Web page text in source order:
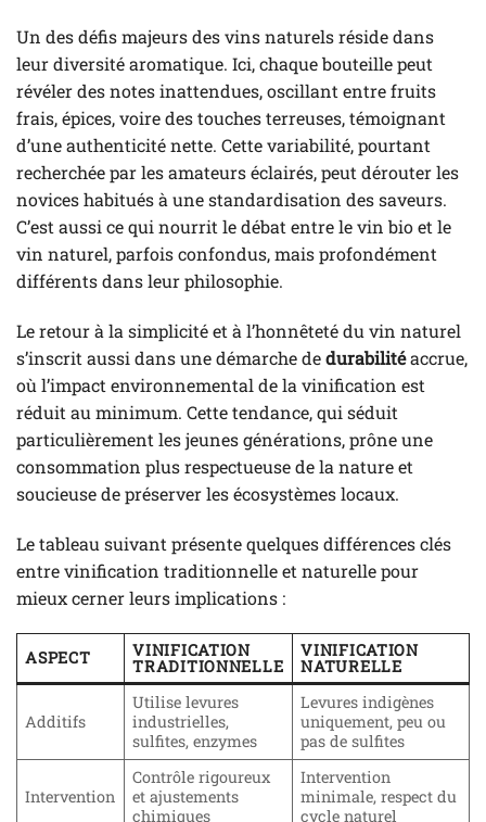
Un des défis majeurs des vins naturels réside dans
leur diversité aromatique. Ici, chaque bouteille peut
révéler des notes inattendues, oscillant entre fruits
frais, épices, voire des touches terreuses, témoignant
d’une authenticité nette. Cette variabilité, pourtant
recherchée par les amateurs éclairés, peut dérouter les
novices habitués à une standardisation des saveurs.
C’est aussi ce qui nourrit le débat entre le vin bio et le
vin naturel, parfois confondus, mais profondément
différents dans leur philosophie.
Le retour à la simplicité et à l’honnêteté du vin naturel
s’inscrit aussi dans une démarche dedurabilitéaccrue,
où l’impact environnemental de la vinification est
réduit au minimum. Cette tendance, qui séduit
particulièrement les jeunes générations, prône une
consommation plus respectueuse de la nature et
soucieuse de préserver les écosystèmes locaux.
Le tableau suivant présente quelques différences clés
entre vinification traditionnelle et naturelle pour
mieux cerner leurs implications :
ASPECT VINIFICATION
TRADITIONNELLE
VINIFICATION
NATURELLE
Additifs
Utilise levures
industrielles,
sulfites, enzymes
Levures indigènes
uniquement, peu ou
pas de sulfites
Intervention
Contrôle rigoureux
et ajustements
chimiques
Intervention
minimale, respect du
cycle naturel